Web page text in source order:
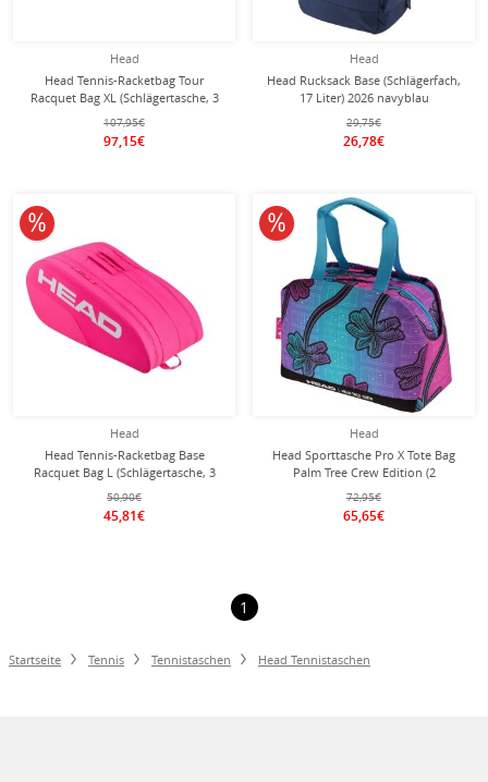
Head
Head Tennis-Racketbag Tour
Racquet Bag XL (Schlägertasche, 3
Hauptfächer) 2026 tealgrün 12er
107,95€
97,15€
Head
Head Rucksack Base (Schlägerfach,
17 Liter) 2026 navyblau
29,75€
26,78€
Head
Head Tennis-Racketbag Base
Racquet Bag L (Schlägertasche, 3
Hauptfächer) 2026 pink 9er
50,90€
45,81€
10% reduziert
Head
Head Sporttasche Pro X Tote Bag
Palm Tree Crew Edition (2
Hauptfacher, 22 Liter) blau/violett
72,95€
65,65€
10% reduziert
1
Startseite Tennis Tennistaschen Head Tennistaschen